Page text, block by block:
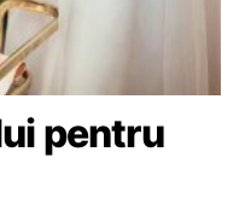
pentru